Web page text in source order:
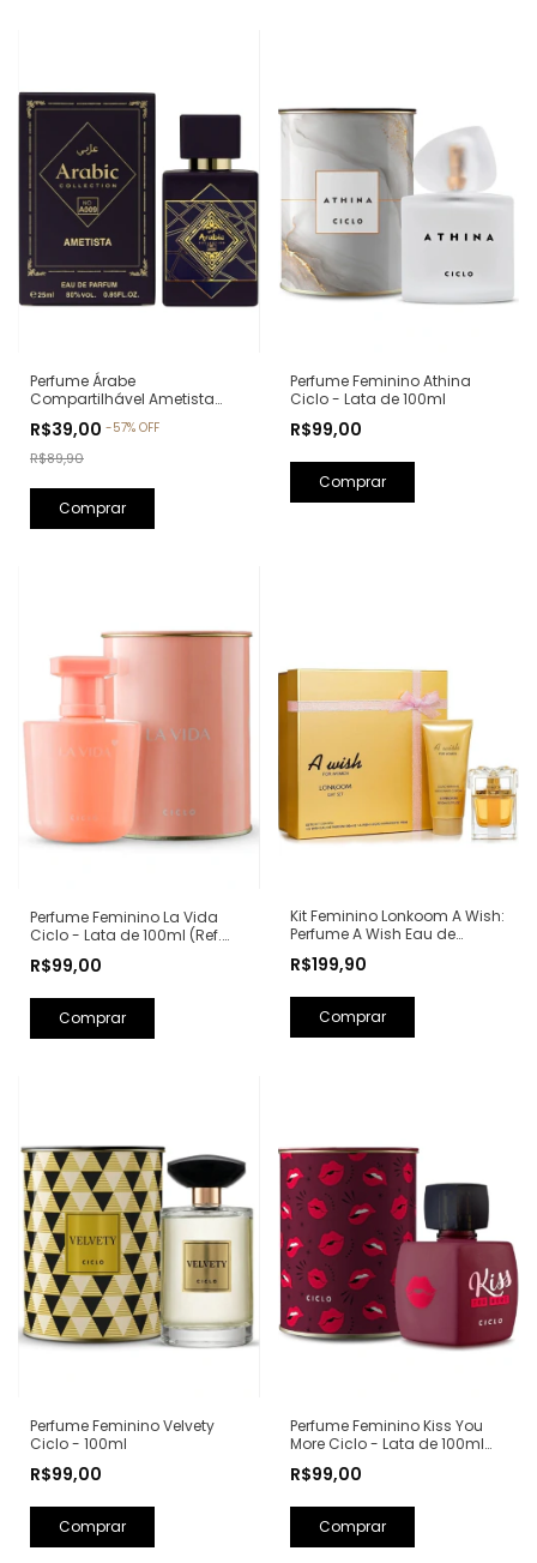
Perfume Árabe
Compartilhável Ametista
25ml (Ref. Olfativa: Bade'e Al
Oud Amethyst Lattafa)
R$39,00 -57% OFF
R$89,90
Perfume Feminino Athina
Ciclo - Lata de 100ml
R$99,00
Perfume Feminino La Vida
Ciclo - Lata de 100ml (Ref.
Lancôme)
R$99,00
Kit Feminino Lonkoom A Wish:
Perfume A Wish Eau de
Parfum 100ml + Loção
Hidratante Corporal
R$199,90
Perfume Feminino Velvety
Ciclo - 100ml
R$99,00
Perfume Feminino Kiss You
More Ciclo - Lata de 100ml
Laurent)
R$99,00